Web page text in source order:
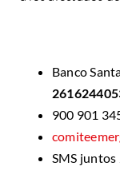
Banco
900 901
SMS